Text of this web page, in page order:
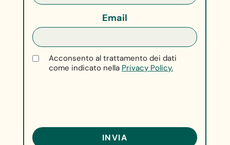
Email
Acconsento al trattamento dei dati
come indicato nella Privacy Policy.